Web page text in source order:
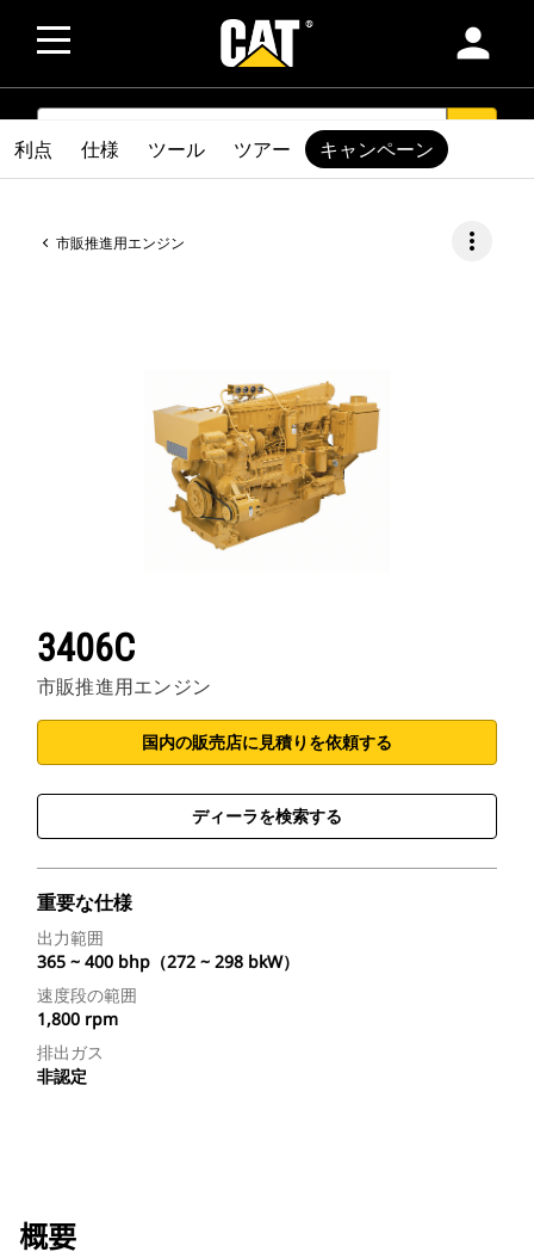
person
SEARCH
市販推進用エンジン more_vert
3406C
市販推進用エンジン
国内の販売店に見積りを依頼する
ディーラを検索する
重要な仕様
出力範囲
365 ~ 400 bhp（272 ~ 298 bkW）
速度段の範囲
1,800 rpm
排出ガス
非認定
利点 仕様 ツール ツアー キャンペーン
概要